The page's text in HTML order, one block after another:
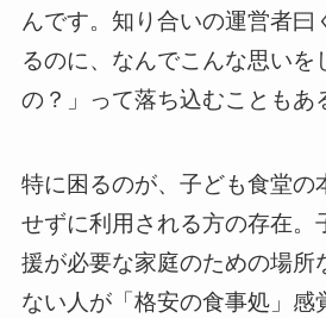
んです。知り合いの運営者曰
るのに、なんでこんな思いを
の？」って落ち込むこともあ
特に困るのが、子ども食堂の
せずに利用される方の存在。
援が必要な家庭のための場所
ない人が「格安の食事処」感